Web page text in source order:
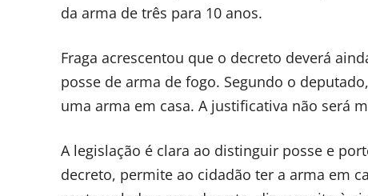
da arma de três para 10 anos.
Fraga acrescentou que o decreto deverá
posse de arma de fogo. Segundo o
uma arma em casa. A justificativa não será
A legislação é clara ao distinguir posse e
decreto, permite ao cidadão ter a arma em